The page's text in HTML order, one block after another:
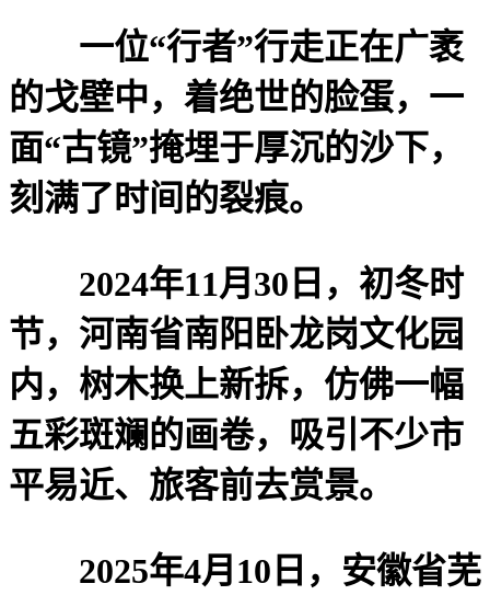
一位“行者”行走正在广袤
的戈壁中，着绝世的脸蛋，一
面“古镜”掩埋于厚沉的沙下，
刻满了时间的裂痕。
2024年11月30日，初冬时
节，河南省南阳卧龙岗文化园
内，树木换上新拆，仿佛一幅
五彩斑斓的画卷，吸引不少市
平易近、旅客前去赏景。
2025年4月10日，安徽省芜